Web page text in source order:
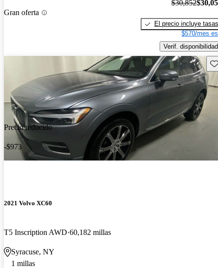
Gran oferta
$30,852
El precio incluye tasas
$570/mes
Verif. disponibilidad
Precio reducido
-$973
2021 Volvo XC60
T5 Inscription AWD 60,182 millas
Syracuse, NY
1 millas